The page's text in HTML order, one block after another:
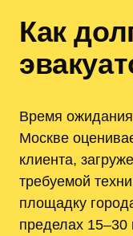
Как
Время
Москве
клиента,
требуемой
площадку
пределах 15–30